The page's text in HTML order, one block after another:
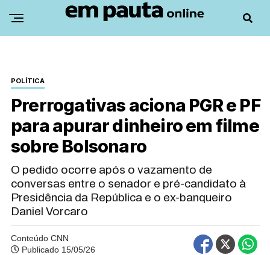
POLÍTICA
Prerrogativas aciona PGR e PF
para apurar dinheiro em filme
sobre Bolsonaro
O pedido ocorre após o vazamento de
conversas entre o senador e pré-candidato à
Presidência da República e o ex-banqueiro
Daniel Vorcaro
Conteúdo CNN
Publicado 15/05/26